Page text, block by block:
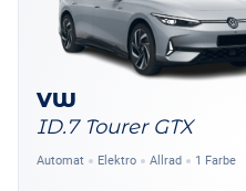
VW
ID.7 Tourer GTX
Automat Elektro Allrad 1 Farbe